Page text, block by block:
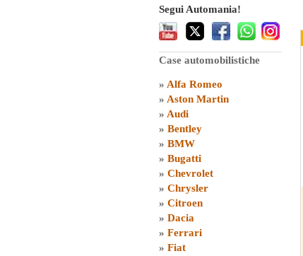
Segui Automania!
Case automobilistiche
» Alfa Romeo
» Aston Martin
» Audi
» Bentley
» BMW
» Bugatti
» Chevrolet
» Chrysler
» Citroen
» Dacia
» Ferrari
» Fiat